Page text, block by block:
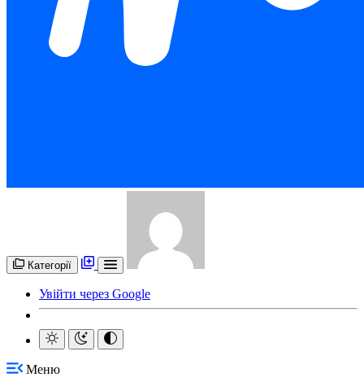
Категорії
Увійти через Google
Меню